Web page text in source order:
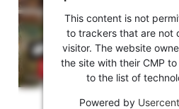
vostro
consenso
per
caricare
il servizio
Youtube
This content is not
to trackers that are not
visitor. The website
the site with their CMP
to the list of
Powered by